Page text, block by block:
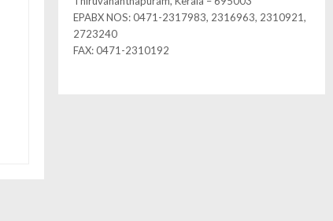
EPABX NOS: 0471-2317983, 2316963, 2310921,
2723240
FAX: 0471-2310192